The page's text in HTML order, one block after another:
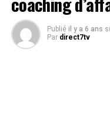
Publié il y a 6 ans
Par direct7tv